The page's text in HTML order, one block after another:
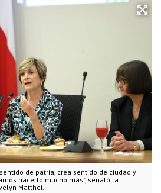
de patria, crea sentido de ciudad y
hacerlo mucho más", señaló la
Matthei.